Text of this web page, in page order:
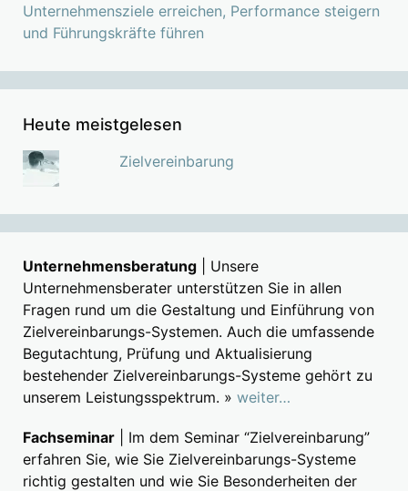
Unternehmensziele erreichen, Performance steigern
und Führungskräfte führen
Heute meistgelesen
Zielvereinbarung
Unternehmensberatung | Unsere
Unternehmensberater unterstützen Sie in allen
Fragen rund um die Gestaltung und Einführung von
Zielvereinbarungs-Systemen. Auch die umfassende
Begutachtung, Prüfung und Aktualisierung
bestehender Zielvereinbarungs-Systeme gehört zu
unserem Leistungsspektrum. » weiter…
Fachseminar | Im dem Seminar “Zielvereinbarung”
erfahren Sie, wie Sie Zielvereinbarungs-Systeme
richtig gestalten und wie Sie Besonderheiten der